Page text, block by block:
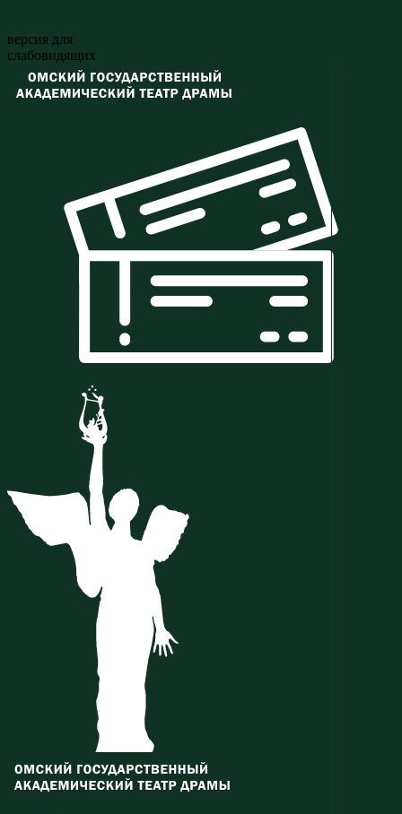
версия для
слабовидящих